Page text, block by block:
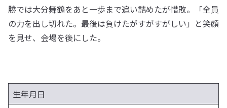
勝では大分舞鶴をあと一歩まで追い詰めたが惜敗。「全員
の力を出し切れた。最後は負けたがすがすがしい」と笑顔
を見せ、会場を後にした。
生年月日